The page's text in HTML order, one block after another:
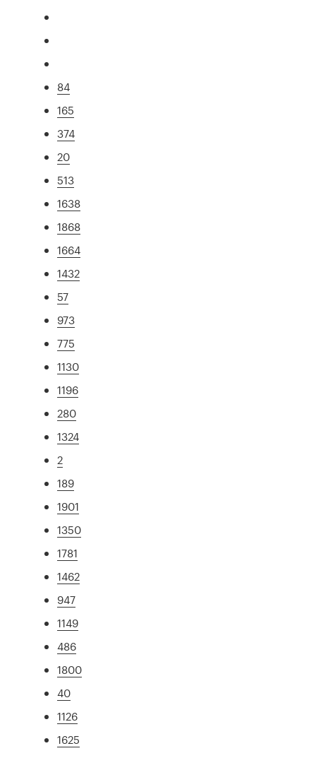
84
165
374
20
513
1638
1868
1664
1432
57
973
775
1130
1196
280
1324
2
189
1901
1350
1781
1462
947
1149
486
1800
40
1126
1625